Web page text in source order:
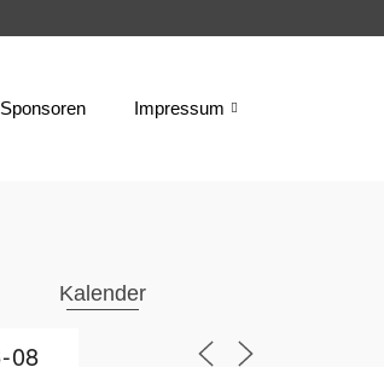
Sponsoren Impressum
Kalender